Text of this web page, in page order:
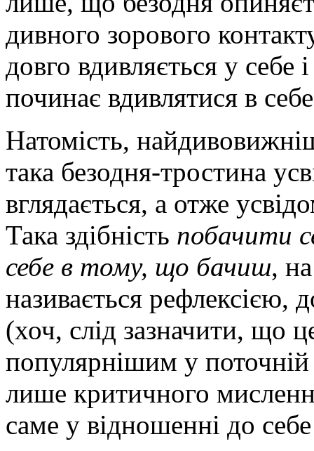
дивного зорового
довго вдивляється у себе
починає вдивлятися в
Натомість,
така безодня-тростина
вглядається, а отже
Така здібність побачити
себе в тому, що бачиш,
називається рефлексією,
(хоч, слід зазначити, що
популярнішим у поточній
лише критичного
саме у відношенні до